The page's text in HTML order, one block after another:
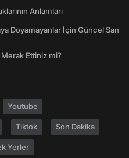
Anlamları
Doyamayanlar İçin Güncel San
Ettiniz mi?
Youtube
Tiktok Son Dakika
Yerler